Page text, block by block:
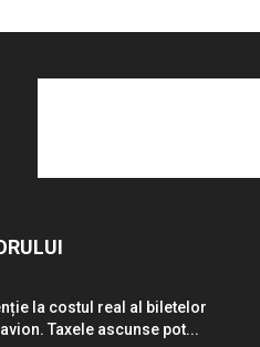
la costul real al biletelor
Taxele ascunse pot...